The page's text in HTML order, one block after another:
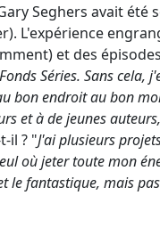
Seghers avait été
L'expérience
et des
Séries. Sans cela,
bon endroit au bon
et à de jeunes
il ? "J'ai plusieurs
où jeter toute mon
le fantastique, mais